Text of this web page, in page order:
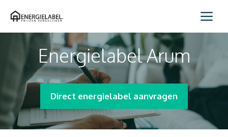
naar
Energielabel Arum
Direct energielabel aanvragen